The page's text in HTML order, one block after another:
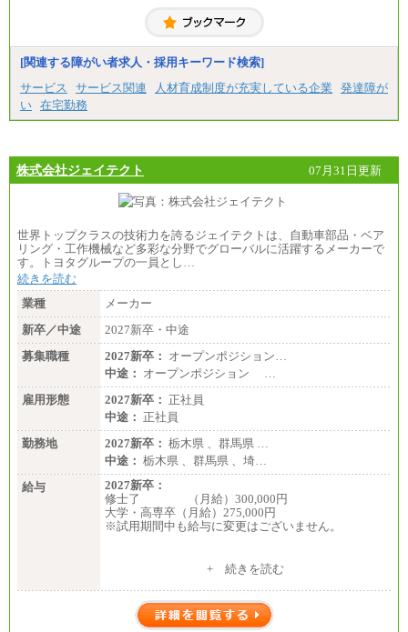
[関連する障がい者求人・採用キーワード検索]
サービス
サービス関連 人材育成制度が充実している企業
発達障が
い 在宅勤務
株式会社ジェイテクト 07月31日更新
世界トップクラスの技術力を誇るジェイテクトは、自動車部品・ベア
リング・工作機械など多彩な分野でグローバルに活躍するメーカーで
す。トヨタグループの一員とし…
続きを読む
業種
メーカー
新卒／中途
2027新卒・中途
募集職種
2027新卒： オープンポジション…
中途： オープンポジション …
雇用形態
2027新卒： 正社員
中途： 正社員
勤務地
2027新卒： 栃木県 、群馬県 …
中途： 栃木県 、群馬県 、埼…
給与
2027新卒：
修士了 （月給）300,000円
大学・高専卒（月給）275,000円
※試用期間中も給与に変更はございません。
大学・高専卒（月給）275,000円
※試用期間中も給与に変更はございません。
+ 続きを読む